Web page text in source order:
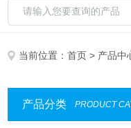
当前位置：首页 > 产品中
产品分类 PRODUCT